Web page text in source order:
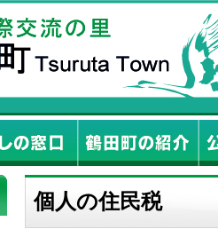
個人の住民税